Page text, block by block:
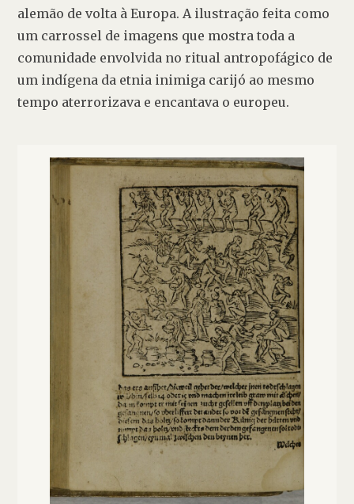
alemão de volta à Europa. A ilustração feita como
um carrossel de imagens que mostra toda a
comunidade envolvida no ritual antropofágico de
um indígena da etnia inimiga carijó ao mesmo
tempo aterrorizava e encantava o europeu.